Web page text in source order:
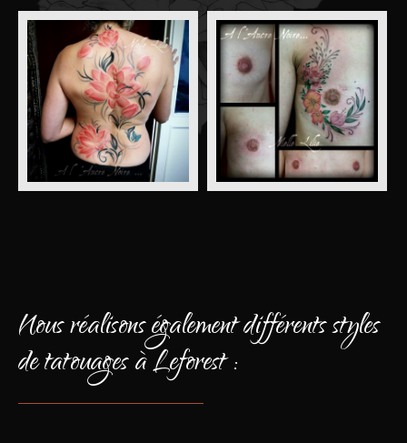
Nous réalisons également différents styles
de tatouages à Leforest :